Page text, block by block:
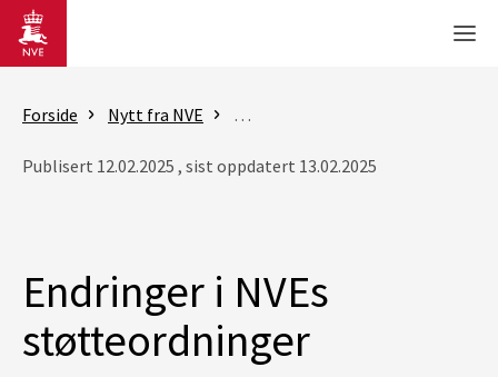
Gå til hovedinnhold
Forside Nytt fra NVE Nyheter - skred og vassdrag
Publisert 12.02.2025 , sist oppdatert 13.02.2025
Endringer i NVEs
støtteordninger